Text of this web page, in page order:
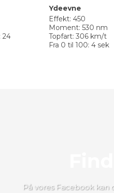
24
Ydeevne
Effekt: 450
Moment: 530 nm
Topfart: 306 km/t
Fra 0 til 100: 4 sek
​​På vores Facebook kan